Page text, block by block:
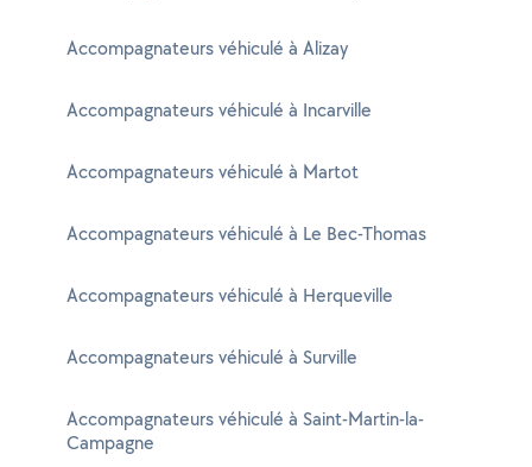
Accompagnateurs véhiculé à Alizay
Accompagnateurs véhiculé à Incarville
Accompagnateurs véhiculé à Martot
Accompagnateurs véhiculé à Le Bec-Thomas
Accompagnateurs véhiculé à Herqueville
Accompagnateurs véhiculé à Surville
Accompagnateurs véhiculé à Saint-Martin-la-
Campagne